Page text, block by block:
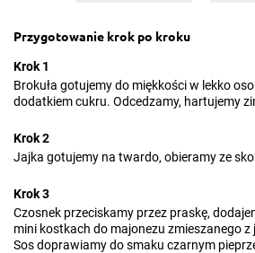
Przygotowanie krok po kroku
Krok 1
Brokuła gotujemy do miękkości w lekko
dodatkiem cukru. Odcedzamy, hartujemy
Krok 2
Jajka gotujemy na twardo, obieramy ze
Krok 3
Czosnek przeciskamy przez praskę,
mini kostkach do majonezu zmieszanego
Sos doprawiamy do smaku czarnym